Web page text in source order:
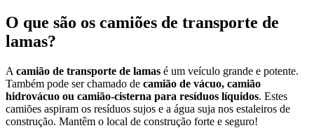
O que são os camiões de transporte de
lamas?
A camião de transporte de lamas é um veículo grande e potente.
Também pode ser chamado de camião de vácuo, camião
hidrovácuo ou camião-cisterna para resíduos líquidos. Estes
camiões aspiram os resíduos sujos e a água suja nos estaleiros de
construção. Mantêm o local de construção forte e seguro!